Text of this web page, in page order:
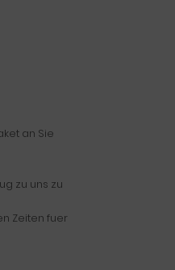
an Sie
zu uns zu
Zeiten fuer